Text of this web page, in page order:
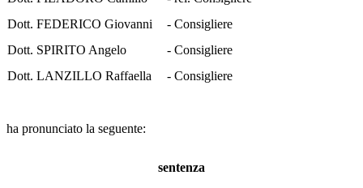
Dott. FEDERICO Giovanni
Dott. SPIRITO Angelo
Dott. LANZILLO Raffaella
- Consigliere
- Consigliere
- Consigliere
ha pronunciato la seguente:
sentenza